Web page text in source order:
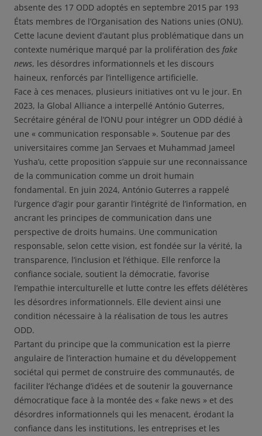
absente des 17 ODD adoptés en septembre 2015 par 193
États membres de l’Organisation des Nations unies (ONU).
Cette lacune devient d’autant plus problématique dans un
contexte numérique marqué par la prolifération des fake
news, les désordres informationnels et les discours
haineux, renforcés par l’intelligence artificielle.
Face à ces menaces, plusieurs initiatives ont vu le jour. En
2023, la Global Alliance a interpellé António Guterres,
Secrétaire général de l’ONU pour intégrer un ODD dédié à
une « communication responsable ». Soutenue par des
universitaires comme Jan Servaes et Muhammad Jameel
Yusha’u, cette proposition s’appuie sur une reconnaissance
de la communication comme un droit humain
fondamental. En juin 2024, António Guterres a rappelé
l’urgence d’agir pour garantir l’intégrité de l’information, en
ancrant les principes de communication dans une
perspective de droits humains. Une communication
responsable, selon cette vision, est fondée sur la vérité, la
transparence, l’inclusion et l’éthique. Elle renforce la
confiance sociale, soutient la démocratie, favorise
l’empathie interculturelle et lutte contre les effets délétères
les désordres informationnels. Elle devient ainsi une
condition nécessaire à la réalisation de tous les autres
ODD.
Partant du principe que la communication est la pierre
angulaire de l’interaction humaine et du développement
sociétal qui permet de construire des communautés, de
faciliter l’échange d’idées et de soutenir la gouvernance
démocratique face à la montée des « fake news » et des
désordres informationnels qui les menacent, érodant la
confiance dans les institutions, les entreprises et les